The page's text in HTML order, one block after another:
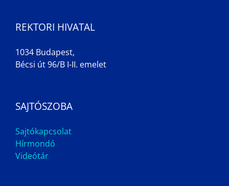
REKTORI HIVATAL
1034 Budapest,
Bécsi út 96/B I-II. emelet
SAJTÓSZOBA
Sajtókapcsolat
Hírmondó
Videótár